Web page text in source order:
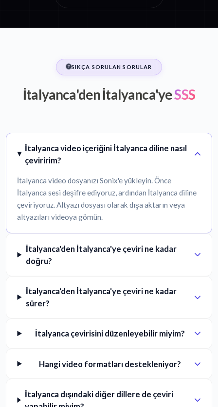
SIKÇA SORULAN SORULAR
İtalyanca'den İtalyanca'yeSSS
İtalyanca video içeriğini İtalyanca diline nasıl
çeviririm?
İtalyanca video dosyanızı Sonix'e yükleyin. Önce
İtalyanca sesi deşifre ediyoruz, ardından İtalyanca diline
çeviriyoruz. Altyazı dosyası olarak dışa aktarın veya
altyazıları videoya gömün.
İtalyanca'den İtalyanca'ye çeviri ne kadar
doğru?
İtalyanca'den İtalyanca'ye çeviri ne kadar
sürer?
İtalyanca çevirisini düzenleyebilir miyim?
Hangi video formatları destekleniyor?
İtalyanca dışındaki diğer dillere de çeviri